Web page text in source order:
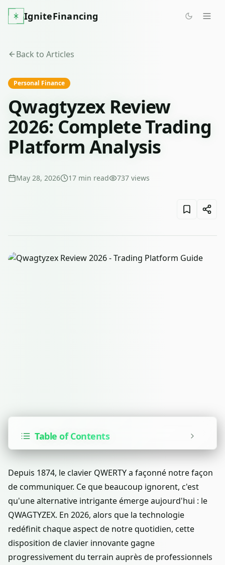
IgniteFinancing
Back to Articles
Personal Finance
Qwagtyzex Review
2026: Complete Trading
Platform Analysis
May 28, 2026 17 min read 737 views
Table of Contents
Depuis 1874, le clavier QWERTY a façonné notre façon
de communiquer. Ce que beaucoup ignorent, c'est
qu'une alternative intrigante émerge aujourd'hui : le
QWAGTYZEX. En 2026, alors que la technologie
redéfinit chaque aspect de notre quotidien, cette
disposition de clavier innovante gagne
progressivement du terrain auprès de professionnels